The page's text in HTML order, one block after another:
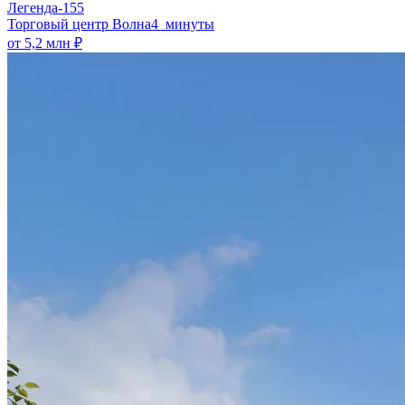
Легенда-155
​Торговый центр Волна4 минуты
от 5,2 млн ₽